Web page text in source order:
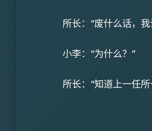
所长：“废什么话，
小李：“为什么？”
所长：“知道上一任